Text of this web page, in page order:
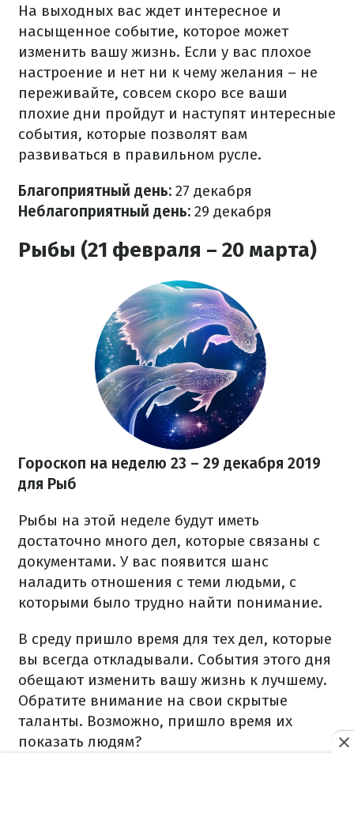
На выходных вас ждет интересное и
насыщенное событие, которое может
изменить вашу жизнь. Если у вас плохое
настроение и нет ни к чему желания – не
переживайте, совсем скоро все ваши
плохие дни пройдут и наступят интересные
события, которые позволят вам
развиваться в правильном русле.
Благоприятный день: 27 декабря
Неблагоприятный день: 29 декабря
Рыбы (21 февраля – 20 марта)
Гороскоп на неделю 23 – 29 декабря 2019
для Рыб
Рыбы на этой неделе будут иметь
достаточно много дел, которые связаны с
документами. У вас появится шанс
наладить отношения с теми людьми, с
которыми было трудно найти понимание.
В среду пришло время для тех дел, которые
вы всегда откладывали. События этого дня
обещают изменить вашу жизнь к лучшему.
Обратите внимание на свои скрытые
таланты. Возможно, пришло время их
показать людям?